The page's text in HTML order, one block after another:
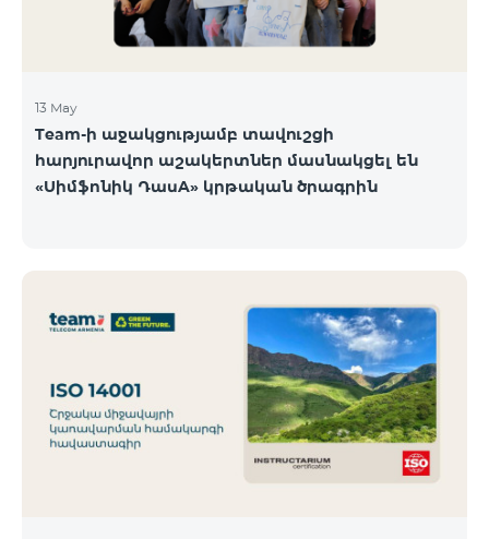
13 May
Team-ի աջակցությամբ տավուշցի
հարյուրավոր աշակերտներ մասնակցել են
«Սիմֆոնիկ ԴասA» կրթական ծրագրին